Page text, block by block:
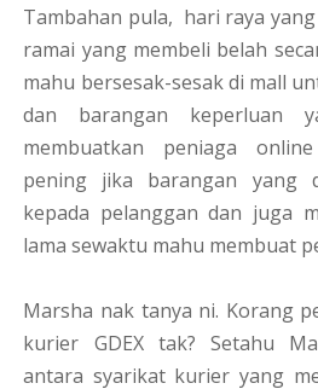
Tambahan pula, hari raya
ramai yang membeli belah
mahu bersesak-sesak di mall
dan barangan keperluan
membuatkan peniaga
pening jika barangan yang
kepada pelanggan dan juga
lama sewaktu mahu membuat
Marsha nak tanya ni. Korang
kurier GDEX tak? Setahu
antara syarikat kurier yang